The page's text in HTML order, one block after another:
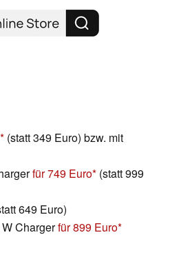
(statt 349 Euro) bzw. mit
für 749 Euro (statt 999
649 Euro)
Chargerfür 899 Euro